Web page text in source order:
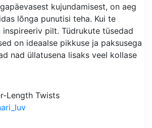
kujundamisest, on aeg
lõnga punutisi teha. Kui te
inspireeriv pilt. Tüdrukute tüsedad
on ideaalse pikkuse ja paksusega
nad üllatusena lisaks veel kollase